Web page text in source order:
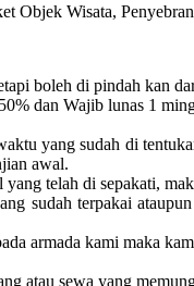
Objek Wisata,
boleh di pindah kan
dan Wajib lunas 1
yang sudah di
awal.
telah di sepakati,
sudah terpakai
armada kami maka
atau sewa yang